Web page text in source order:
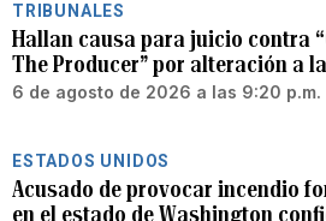
TRIBUNALES
Hallan causa para juicio contra
The Producer” por alteración a
6 de agosto de 2026 a las 9:20 p.m.
ESTADOS UNIDOS
Acusado de provocar incendio
en el estado de Washington